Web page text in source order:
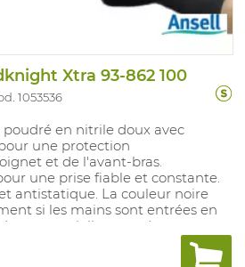
Xtra 93-862 100
1053536
en nitrile doux avec
une protection
et de l'avant-bras.
une prise fiable et constante.
antistatique. La couleur noire
si les mains sont entrées en
potentiellement dangereuses.
le phentalyl et l'acide gastrique
un surdosage dangereux de